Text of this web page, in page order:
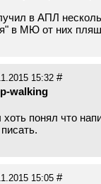
в АПЛ
в МЮ от них
15:32 #
walking
понял что
15:05 #